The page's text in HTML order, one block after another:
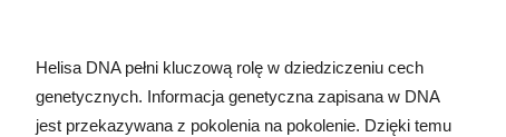
Helisa DNA pełni kluczową rolę w dziedziczeniu cech
genetycznych. Informacja genetyczna zapisana w DNA
jest przekazywana z pokolenia na pokolenie. Dzięki temu